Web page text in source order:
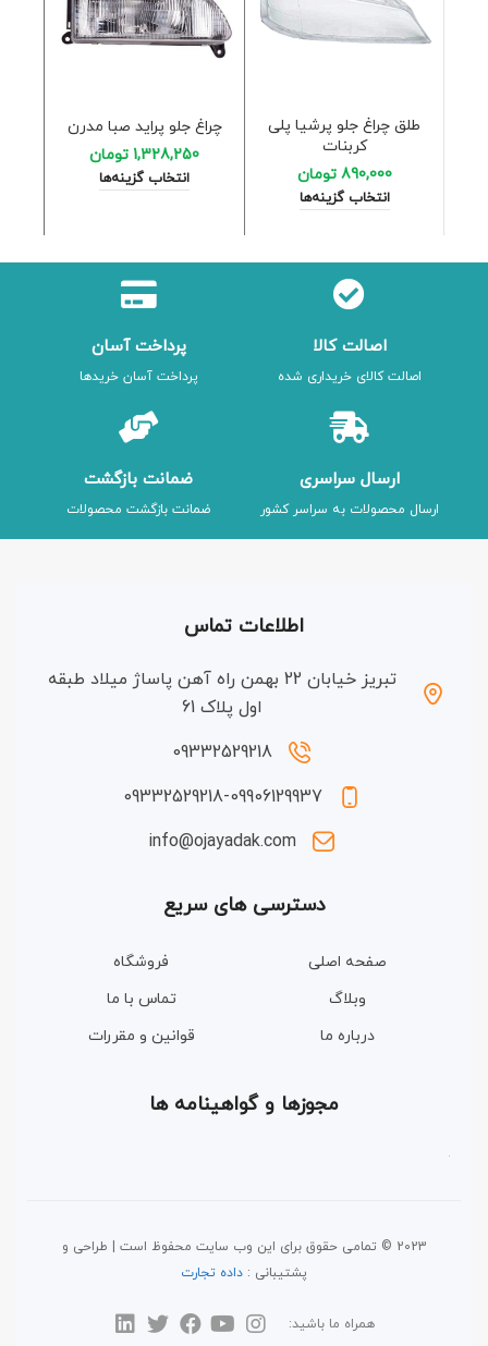
طلق چراغ جلو پرشیا پلی
کربنات
890,000 تومان
انتخاب گزینه‌ها
چراغ جلو پراید صبا مدرن
1,328,250 تومان
انتخاب گزینه‌ها
اصالت کالا
اصالت کالای خریداری شده
پرداخت آسان
پرداخت آسان خریدها
ارسال سراسری
ارسال محصولات به سراسر کشور
ضمانت بازگشت
ضمانت بازگشت محصولات
اطلاعات تماس
تبریز خیابان 22 بهمن راه آهن پاساژ میلاد طبقه
اول پلاک 61
09332529218
09332529218-09906129937
info@ojayadak.com
دسترسی های سریع
صفحه اصلی
فروشگاه
وبلاگ
تماس با ما
درباره ما
قوانین و مقررات
مجوزها و گواهینامه ها
2023 © تمامی حقوق برای این وب سایت محفوظ است | طراحی و
پشتیبانی : داده تجارت
همراه ما باشید: